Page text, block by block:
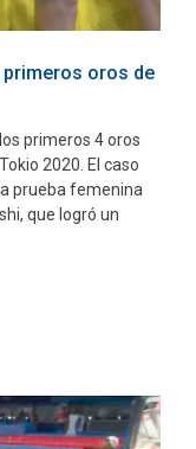
primeros oros de
primeros 4 oros
2020. El caso
prueba femenina
que logró un